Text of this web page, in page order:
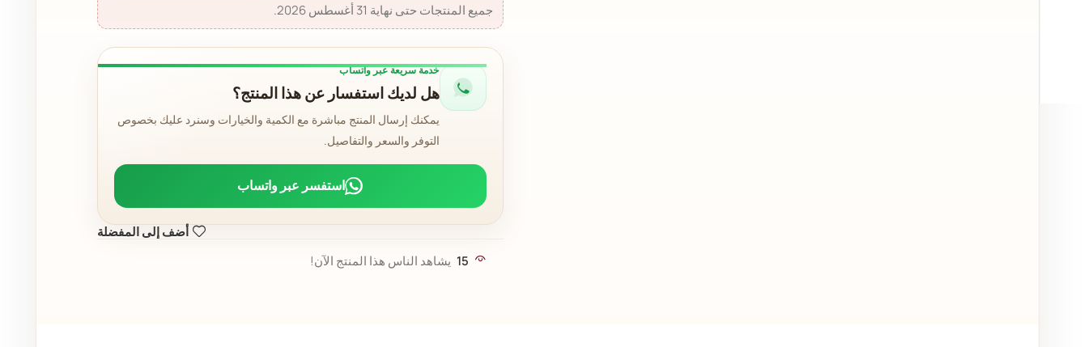
جميع المنتجات حتى نهاية 31 أغسطس 2026.
خدمة سريعة عبر واتساب
هل لديك استفسار عن هذا المنتج؟
يمكنك إرسال المنتج مباشرة مع الكمية والخيارات وسنرد عليك بخصوص
التوفر والسعر والتفاصيل.
استفسر عبر واتساب
أضف إلى المفضلة
15 يشاهد الناس هذا المنتج الآن!